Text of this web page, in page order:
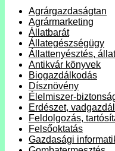
Agrárgazdaságtan
Agrármarketing
Állatbarát
Állategészségügy
Állattenyésztés,
Antikvár könyvek
Biogazdálkodás
Dísznövény
Élelmiszer-
Erdészet,
Feldolgozás,
Felsőoktatás
Gazdasági